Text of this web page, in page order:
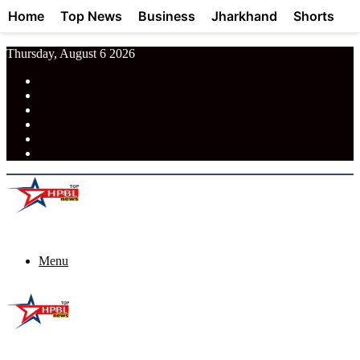
Thursday, August 6 2026
Menu
Home Top News Business Jharkhand Shorts